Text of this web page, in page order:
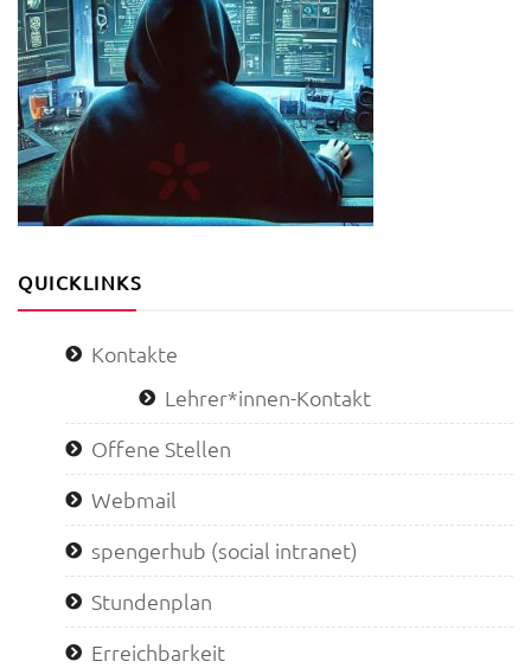
QUICKLINKS
Kontakte
Lehrer*innen-Kontakt
Offene Stellen
Webmail
spengerhub (social intranet)
Stundenplan
Erreichbarkeit